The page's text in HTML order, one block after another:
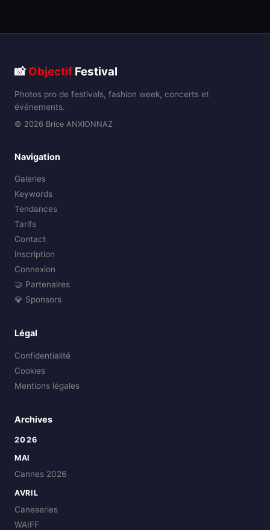
📸Objectif Festival
Photos pro de festivals, fashion week, concerts et
événements.
© 2026 Brice ANXIONNAZ
Navigation
Galeries
Keywords
Tendances
Tarifs
Contact
Inscription
Connexion
🤝 Partenaires
💎 Sponsors
Légal
Confidentialité
Cookies
Mentions légales
Archives
2026
MAI
Cannes 2026
AVRIL
Caneseries
WAIFF